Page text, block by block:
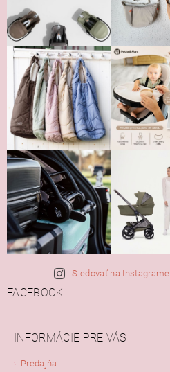
Vložením hodnotenie súhlasíte s
osobných údajov
Sledovať na Instagrame
FACEBOOK
INFORMÁCIE PRE VÁS
Predajňa